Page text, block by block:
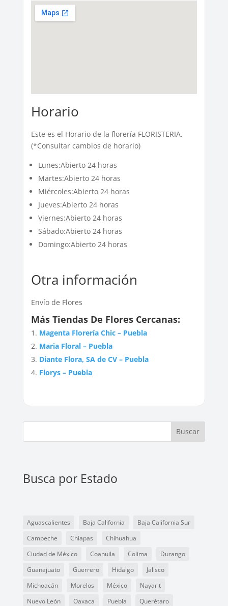
Horario
Este es el Horario de la florería FLORISTERIA.
(*Consultar cambios de horario)
Lunes:Abierto 24 horas
Martes:Abierto 24 horas
Miércoles:Abierto 24 horas
Jueves:Abierto 24 horas
Viernes:Abierto 24 horas
Sábado:Abierto 24 horas
Domingo:Abierto 24 horas
Otra información
Envío de Flores
Más Tiendas De Flores Cercanas:
Magenta Florería Chic – Puebla
Maria Floral – Puebla
Diante Flora, SA de CV – Puebla
Florys – Puebla
Buscar
Busca por Estado
Aguascalientes Baja California
Baja California Sur
Campeche
Chiapas
Chihuahua
Ciudad de México
Coahuila Colima
Durango
Guanajuato
Guerrero Hidalgo
Jalisco
Michoacán
Morelos México
Nayarit
Nuevo León
Oaxaca Puebla
Querétaro